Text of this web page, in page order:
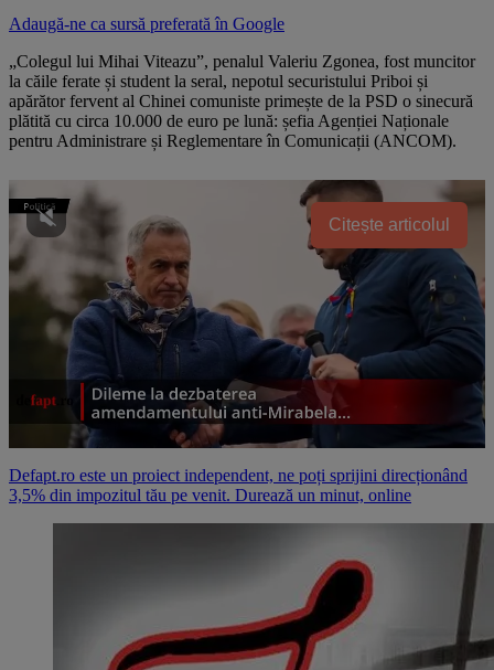
Adaugă-ne ca sursă preferată în Google
„Colegul lui Mihai Viteazu”, penalul Valeriu Zgonea, fost muncitor
la căile ferate și student la seral, nepotul securistului Priboi și
apărător fervent al Chinei comuniste primește de la PSD o sinecură
plătită cu circa 10.000 de euro pe lună: șefia Agenției Naționale
pentru Administrare și Reglementare în Comunicații (ANCOM).
Citește articolul
Defapt.ro este un proiect independent, ne poți sprijini direcționând
3,5% din impozitul tău pe venit. Durează un minut, online